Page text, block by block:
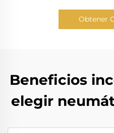
Obtener
Beneficios
elegir